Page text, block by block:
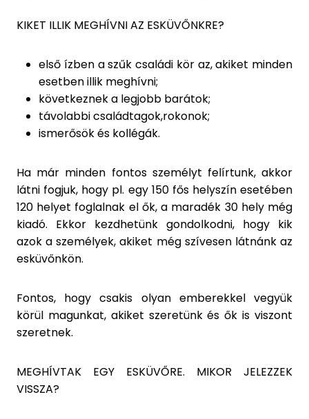
KIKET ILLIK MEGHÍVNI AZ ESKÜVŐNKRE?
első ízben a szűk családi kör az, akiket minden
esetben illik meghívni;
következnek a legjobb barátok;
távolabbi családtagok,rokonok;
ismerősök és kollégák.
Ha már minden fontos személyt felírtunk, akkor
látni fogjuk, hogy pl. egy 150 fős helyszín esetében
120 helyet foglalnak el ők, a maradék 30 hely még
kiadó. Ekkor kezdhetünk gondolkodni, hogy kik
azok a személyek, akiket még szívesen látnánk az
esküvőnkön.
Fontos, hogy csakis olyan emberekkel vegyük
körül magunkat, akiket szeretünk és ők is viszont
szeretnek.
MEGHÍVTAK EGY ESKÜVŐRE. MIKOR JELEZZEK
VISSZA?